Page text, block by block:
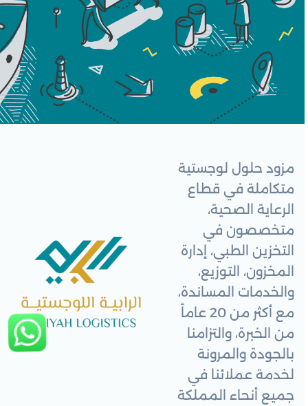
مزود حلول لوجستية
متكاملة في قطاع
الرعاية الصحية،
متخصصون في
التخزين الطبي، إدارة
المخزون، التوزيع،
والخدمات المساندة،
مع أكثر من 20 عاماً
من الخبرة، والتزامنا
بالجودة والمرونة
لخدمة عملائنا في
جميع أنحاء المملكة